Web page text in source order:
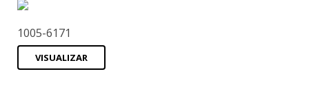
1005-6171
VISUALIZAR